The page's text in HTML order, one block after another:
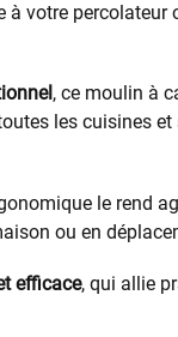
à votre percolateur
, ce moulin à
les cuisines et
le rend
ou en
efficace, qui allie